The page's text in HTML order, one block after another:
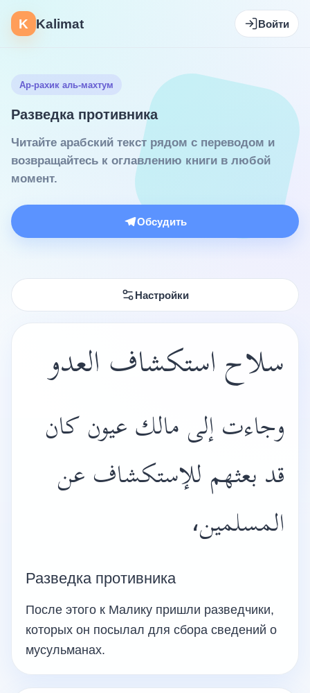
K Kalimat Войти
Ар-рахик аль-махтум
Разведка противника
Читайте арабский текст рядом с переводом и
возвращайтесь к оглавлению книги в любой
момент.
Обсудить
Настройки
سلاح استكشاف العدو
وجاءت إلى مالك عيون كان
قد بعثهم للإستكشاف عن
المسلمين،
Разведка противника
После этого к Малику пришли разведчики,
которых он посылал для сбора сведений о
мусульманах.